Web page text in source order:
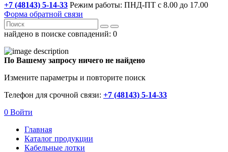
+7 (48143) 5-14-33 Режим работы: ПНД-ПТ с 8.00 до 17.00
Форма обратной связи
найдено в поиске совпадений: 0
По Вашему запросу ничего не найдено
Измените параметры и повторите поиск
Телефон для срочной связи: +7 (48143) 5-14-33
0 Войти
Главная
Каталог продукции
Кабельные лотки